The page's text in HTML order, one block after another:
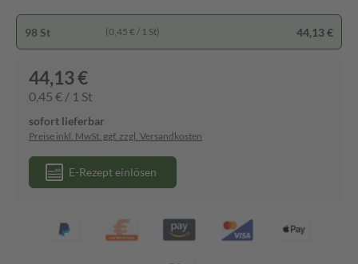
98 St (0,45 € / 1 St) 44,13 €
44,13 €
0,45 € / 1 St
sofort lieferbar
Preise inkl. MwSt. ggf. zzgl. Versandkosten
E-Rezept einlösen